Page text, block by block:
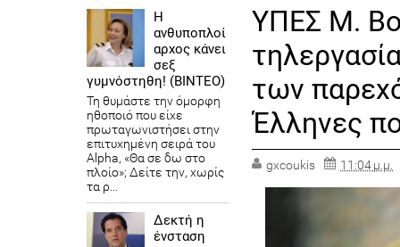
ΠΟΛΙΤΙΚΗ
ΥΠΕΣ Μ. Βορίδης:
προς τους Έλληνες πολίτες
ΥΠΕΣ Μ.
των
Έλληνες
gxcoukis 11:04 μ.μ.
Η
ανθυποπλοί
αρχος κάνει
σεξ
γυμνόστηθη! (ΒΙΝΤΕΟ)
Τη θυμάστε την όμορφη
ηθοποιό που είχε
πρωταγωνιστήσει στην
επιτυχημένη σειρά του
Alpha, «Θα σε δω στο
πλοίο»; Δείτε την, χωρίς
τα ρ...
Δεκτή η
ένσταση